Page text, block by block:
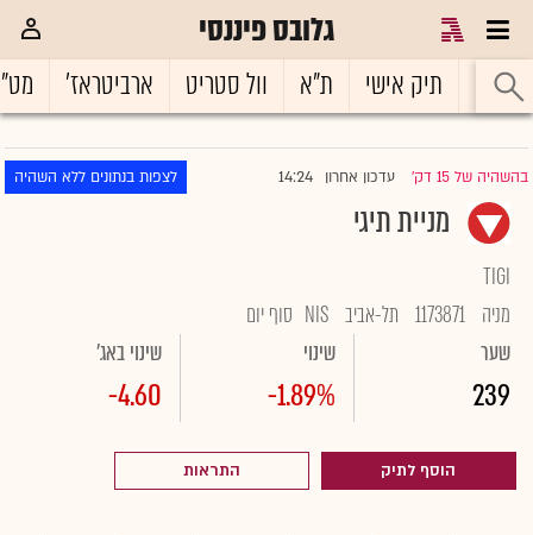
גלובס פיננסי
ראשי תיק אישי ת"א וול סטריט ארביטראז'
בהשהיה של 15 דק' |עדכון אחרון 14:24 לצפות בנתונים ללא השהיה
מניית תיגי
TIGI
מניה 1173871 תל-אביב NIS סוף יום
שער
239
שינוי
-1.89%
שינוי באג'
-4.60
הוסף לתיק התראות